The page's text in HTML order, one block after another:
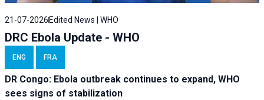
21-07-2026 Edited News | WHO
DRC Ebola Update - WHO
ENG FRA
DR Congo: Ebola outbreak continues to expand, WHO
sees signs of stabilization